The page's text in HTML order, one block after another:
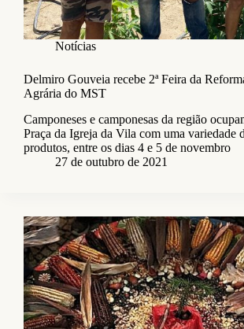
Notícias
Delmiro Gouveia recebe 2ª Feira da
Agrária do MST
Camponeses e camponesas da região
Praça da Igreja da Vila com uma variedade
produtos, entre os dias 4 e 5 de novembro
27 de outubro de 2021